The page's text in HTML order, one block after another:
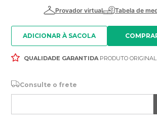
ADICIONAR À SACOLA
QUALIDADE GARANTIDAPRODUTO ORIGINAL
Consulte o frete